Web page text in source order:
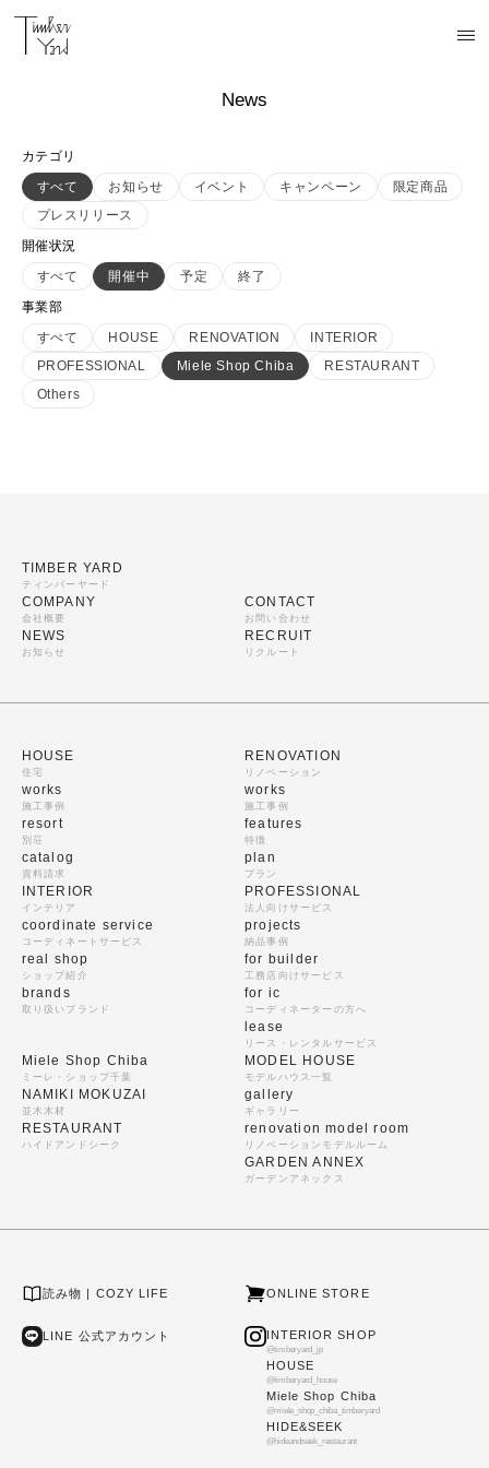
News
カテゴリ
すべて
お知らせ イベント キャンペーン
限定商品
プレスリリース
開催状況
すべて
開催中 予定
終了
事業部
すべて
HOUSE RENOVATION
INTERIOR
PROFESSIONAL
Miele Shop Chiba
RESTAURANT
Others
TIMBER YARD
ティンバーヤード
COMPANY
会社概要
NEWS
お知らせ
CONTACT
お問い合わせ
RECRUIT
リクルート
HOUSE
住宅
works
施工事例
resort
別荘
catalog
資料請求
RENOVATION
リノベーション
works
施工事例
features
特徴
plan
プラン
INTERIOR
インテリア
coordinate service
コーディネートサービス
real shop
ショップ紹介
brands
取り扱いブランド
PROFESSIONAL
法人向けサービス
projects
納品事例
for builder
工務店向けサービス
for ic
コーディネーターの方へ
lease
リース・レンタルサービス
Miele Shop Chiba
ミーレ・ショップ千葉
NAMIKI MOKUZAI
並木木材
RESTAURANT
ハイドアンドシーク
MODEL HOUSE
モデルハウス一覧
gallery
ギャラリー
renovation model room
リノベーションモデルルーム
GARDEN ANNEX
ガーデンアネックス
読み物 | COZY LIFE ONLINE STORE
LINE 公式アカウント INTERIOR SHOP
@timberyard_jp
HOUSE
@timberyard_house
Miele Shop Chiba
@miele_shop_chiba_timberyard
HIDE&SEEK
@hideandseek_restaurant